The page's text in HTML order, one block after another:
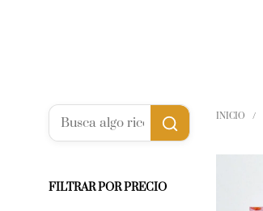
FILTRAR POR PRECIO
INICIO /